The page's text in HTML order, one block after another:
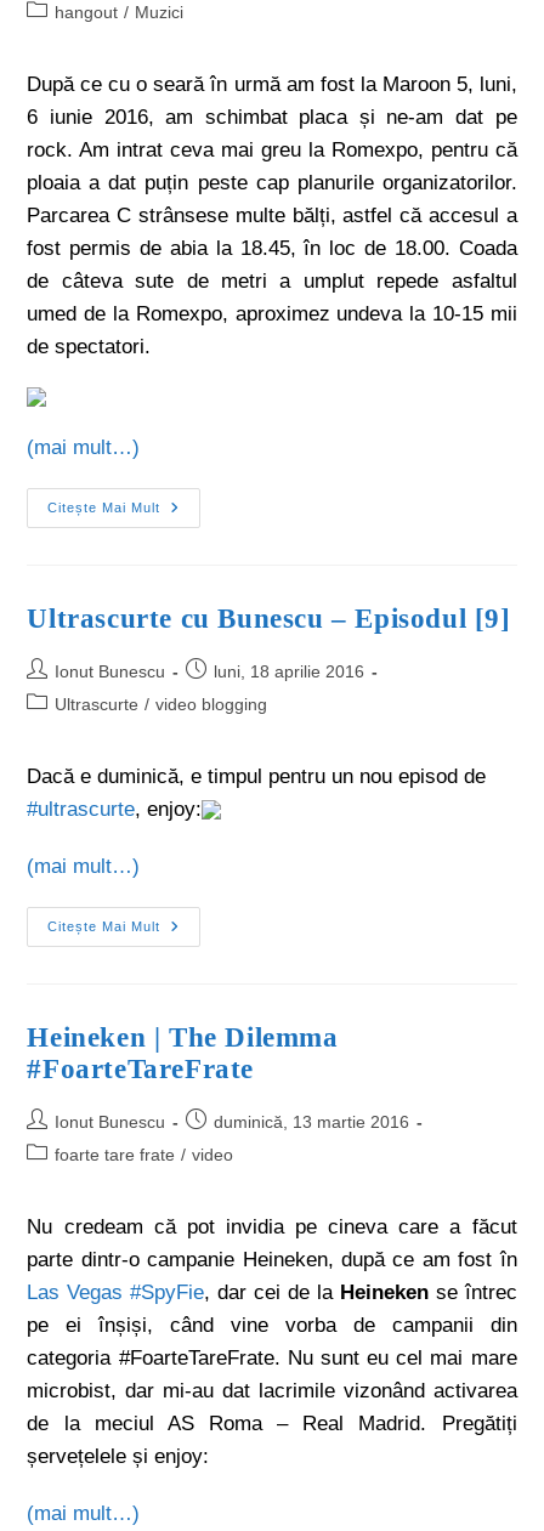
hangout / Muzici
După ce cu o seară în urmă am fost la Maroon 5, luni,
6 iunie 2016, am schimbat placa și ne-am dat pe
rock. Am intrat ceva mai greu la Romexpo, pentru că
ploaia a dat puțin peste cap planurile organizatorilor.
Parcarea C strânsese multe bălți, astfel că accesul a
fost permis de abia la 18.45, în loc de 18.00. Coada
de câteva sute de metri a umplut repede asfaltul
umed de la Romexpo, aproximez undeva la 10-15 mii
de spectatori.
(mai mult…)
Citește Mai Mult
Ultrascurte cu Bunescu – Episodul [9]
Ionut Bunescu
luni, 18 aprilie 2016
Ultrascurte / video blogging
Dacă e duminică, e timpul pentru un nou episod de
‪#‎ultrascurte‬, enjoy:
(mai mult…)
Citește Mai Mult
Heineken | The Dilemma
#FoarteTareFrate
Ionut Bunescu
duminică, 13 martie 2016
foarte tare frate / video
Nu credeam că pot invidia pe cineva care a făcut
parte dintr-o campanie Heineken, după ce am fost în
Las Vegas #SpyFie, dar cei de la Heinekense întrec
pe ei înșiși, când vine vorba de campanii din
categoria #FoarteTareFrate. Nu sunt eu cel mai mare
microbist, dar mi-au dat lacrimile vizonând activarea
de la meciul AS Roma – Real Madrid. Pregătiți
șervețelele și enjoy:
(mai mult…)